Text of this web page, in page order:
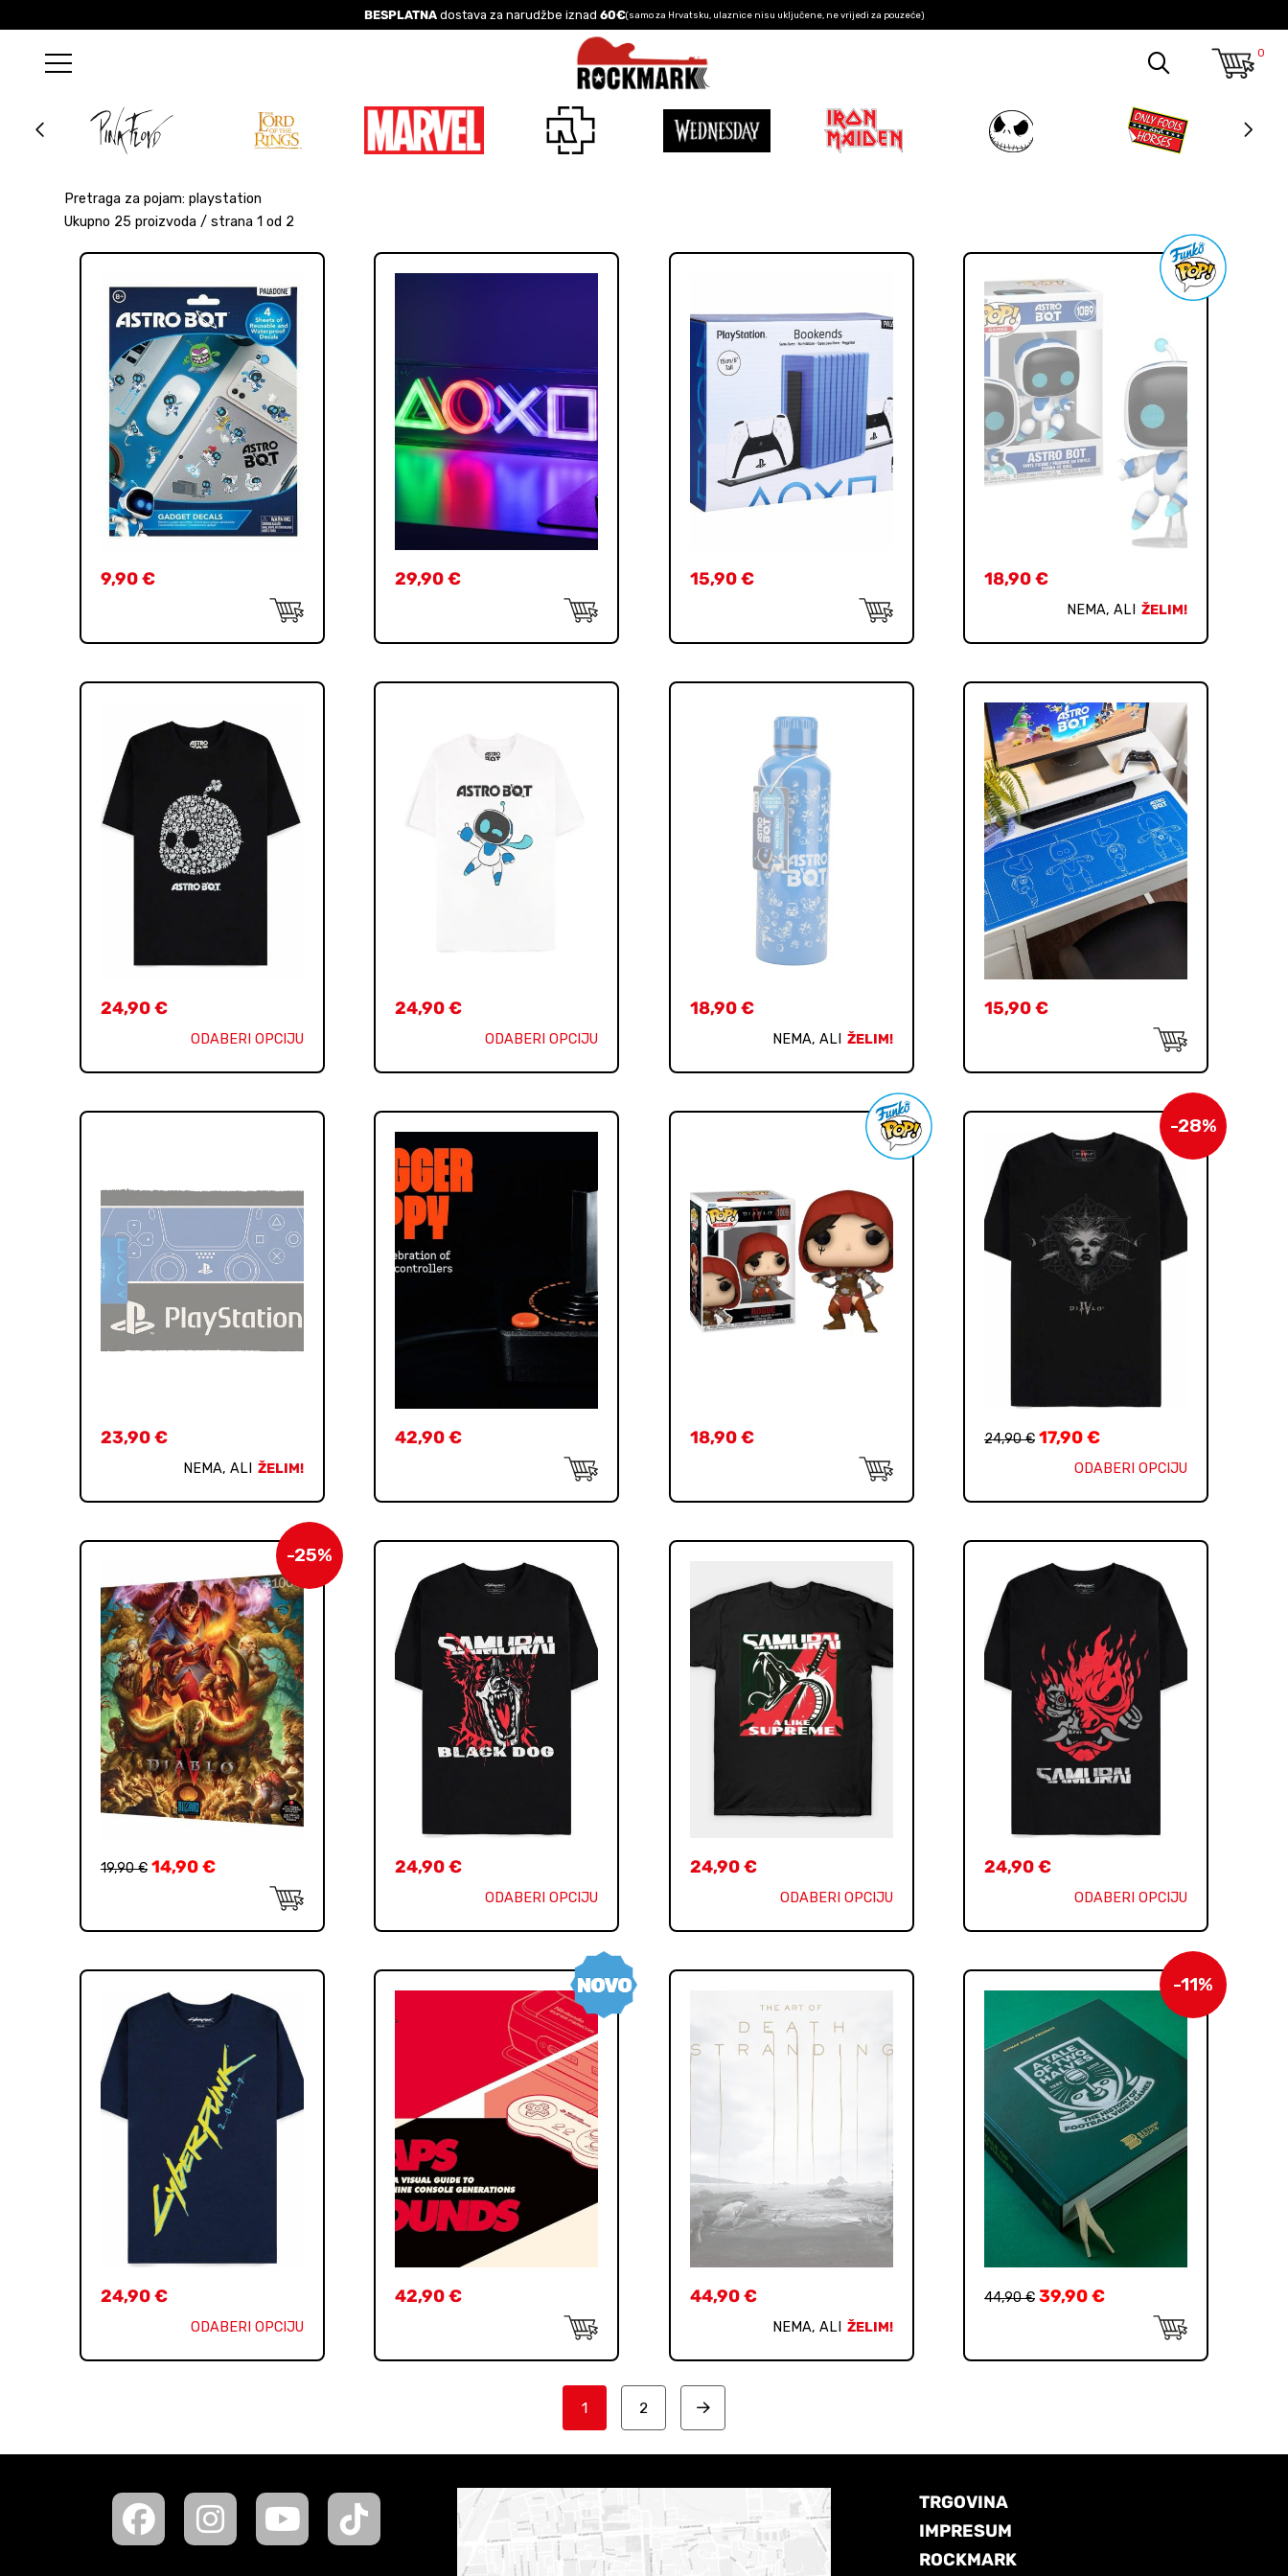
BESPLATNAdostava za narudžbe iznad 60€(samo za Hrvatsku, ulaznice nisu uključene, ne vrijedi za pouzeće)
0
Pretraga za pojam: playstation
Ukupno 25 proizvoda / strana 1 od 2
9,90€ 29,90€ 15,90€ 18,90€
NEMA, ALI ŽELIM!
24,90€
ODABERI OPCIJU
24,90€
ODABERI OPCIJU
18,90€
NEMA, ALI ŽELIM!
15,90€
23,90€
NEMA, ALI ŽELIM!
42,90€ 18,90€
-28%
24,90€ 17,90€
ODABERI OPCIJU
-25%
19,90€ 14,90€ 24,90€
ODABERI OPCIJU
24,90€
ODABERI OPCIJU
24,90€
ODABERI OPCIJU
24,90€
ODABERI OPCIJU
42,90€ 44,90€
NEMA, ALI ŽELIM!
-11%
44,90€ 39,90€
1 2 Next
TRGOVINA
IMPRESUM
ROCKMARK